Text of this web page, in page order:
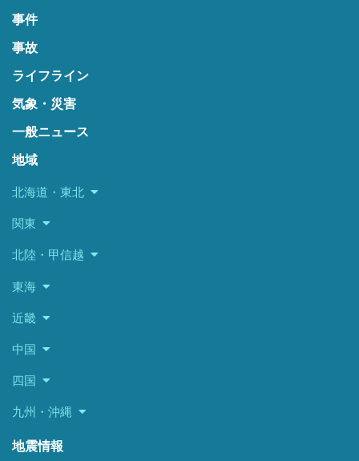
事件
事故
ライフライン
気象・災害
一般ニュース
地域
北海道・東北
関東
北陸・甲信越
東海
近畿
中国
四国
九州・沖縄
地震情報